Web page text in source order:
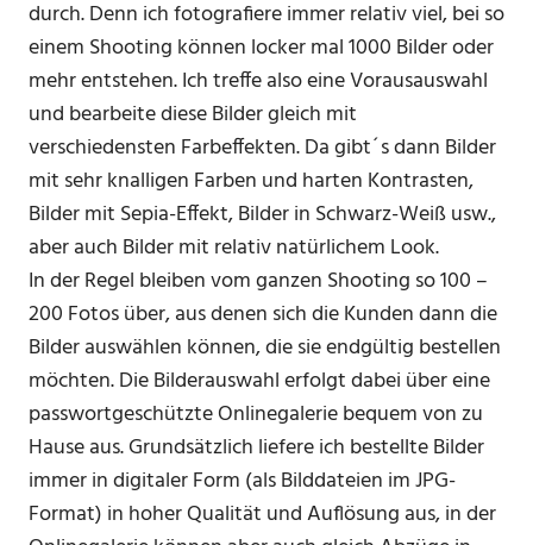
durch. Denn ich fotografiere immer relativ viel, bei so
einem Shooting können locker mal 1000 Bilder oder
mehr entstehen. Ich treffe also eine Vorausauswahl
und bearbeite diese Bilder gleich mit
verschiedensten Farbeffekten. Da gibt´s dann Bilder
mit sehr knalligen Farben und harten Kontrasten,
Bilder mit Sepia-Effekt, Bilder in Schwarz-Weiß usw.,
aber auch Bilder mit relativ natürlichem Look.
In der Regel bleiben vom ganzen Shooting so 100 –
200 Fotos über, aus denen sich die Kunden dann die
Bilder auswählen können, die sie endgültig bestellen
möchten. Die Bilderauswahl erfolgt dabei über eine
passwortgeschützte Onlinegalerie bequem von zu
Hause aus. Grundsätzlich liefere ich bestellte Bilder
immer in digitaler Form (als Bilddateien im JPG-
Format) in hoher Qualität und Auflösung aus, in der